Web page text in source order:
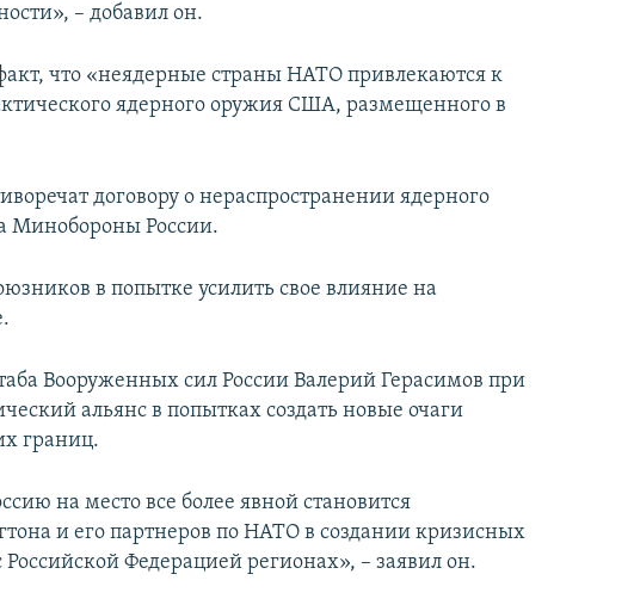
– добавил он.
что «неядерные страны НАТО привлекаются к
ядерного оружия США, размещенного в
договору о нераспространении ядерного
Минобороны России.
в попытке усилить свое влияние на
Вооруженных сил России Валерий Герасимов при
альянс в попытках создать новые очаги
границ.
на место все более явной становится
и его партнеров по НАТО в создании кризисных
Федерацией регионах», – заявил он.